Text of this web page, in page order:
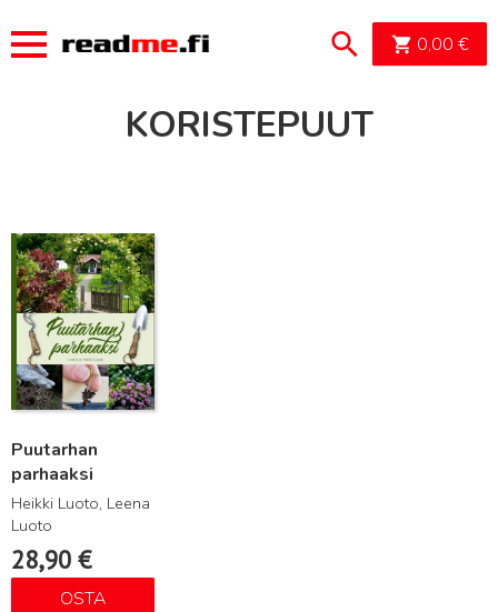
0,00 €
KORISTEPUUT
Puutarhan
parhaaksi
Heikki Luoto, Leena
Luoto
28,90 €
OSTA
Lue lisää